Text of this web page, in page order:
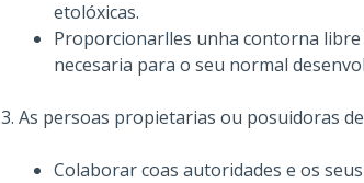
etolóxicas.
Proporcionarlles unha contorna
necesaria para o seu normal
3. As persoas propietarias ou posuidoras
Colaborar coas autoridades e os